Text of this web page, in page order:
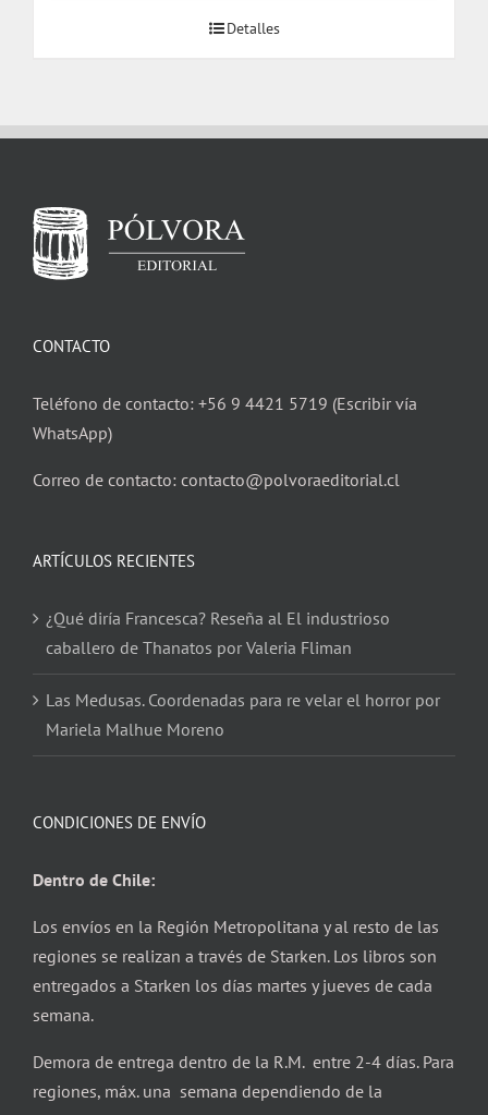
Detalles
CONTACTO
Teléfono de contacto: +56 9 4421 5719 (Escribir vía
WhatsApp)
Correo de contacto: contacto@polvoraeditorial.cl
ARTÍCULOS RECIENTES
¿Qué diría Francesca? Reseña al El industrioso
caballero de Thanatos por Valeria Fliman
Las Medusas. Coordenadas para re velar el horror por
Mariela Malhue Moreno
CONDICIONES DE ENVÍO
Dentro de Chile:
Los envíos en la Región Metropolitana y al resto de las
regiones se realizan a través de Starken. Los libros son
entregados a Starken los días martes y jueves de cada
semana.
Demora de entrega dentro de la R.M. entre 2-4 días. Para
regiones, máx. una semana dependiendo de la